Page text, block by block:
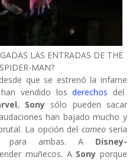
LAS ENTRADAS DE THE
MAN?
que se estrenó la infame
vendido losderechos del
, Sony sólo pueden sacar
han bajado mucho y
La opción del cameosería
para ambas. A Disney-
muñecos. A Sony porque